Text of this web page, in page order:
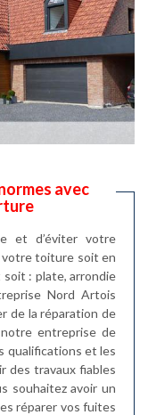
avec
et d’éviter votre
toiture soit en
: plate, arrondie
Nord Artois
de la réparation de
entreprise de
qualifications et les
des travaux fiables
souhaitez avoir un
réparer vos fuites